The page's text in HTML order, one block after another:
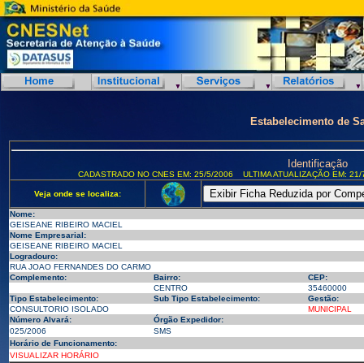
Estabelecimento de
Identificação
CADASTRADO NO CNES EM: 25/5/2006 ULTIMA ATUALIZAÇÃO EM:
Veja onde se localiza:
Nome:
GEISEANE RIBEIRO MACIEL
Nome Empresarial:
GEISEANE RIBEIRO MACIEL
Logradouro:
RUA JOAO FERNANDES DO CARMO
Complemento:
Bairro:
CEP:
CENTRO
35460000
Tipo Estabelecimento:
Sub Tipo Estabelecimento:
Gestão:
CONSULTORIO ISOLADO
MUNICIPAL
Número Alvará:
Órgão Expedidor:
025/2006
SMS
Horário de Funcionamento:
VISUALIZAR HORÁRIO